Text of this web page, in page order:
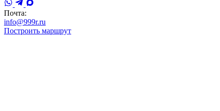
Почта:
info@999r.ru
Построить маршрут